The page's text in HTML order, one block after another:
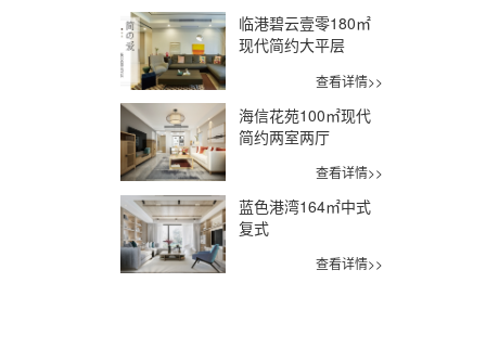
临港碧云壹零180㎡
现代简约大平层
查看详情>>
海信花苑100㎡现代
简约两室两厅
查看详情>>
蓝色港湾164㎡中式
复式
查看详情>>